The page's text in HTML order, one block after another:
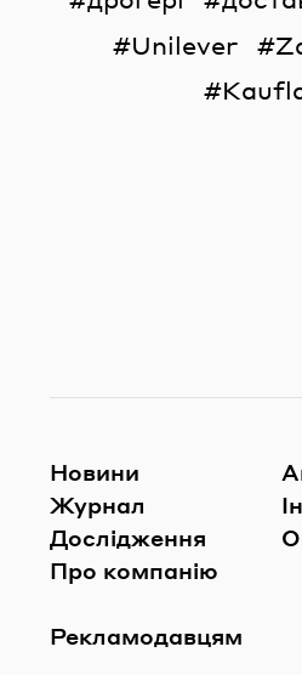
Unilever
Новини
Журнал
Дослідження
Про компанію
Рекламодавцям